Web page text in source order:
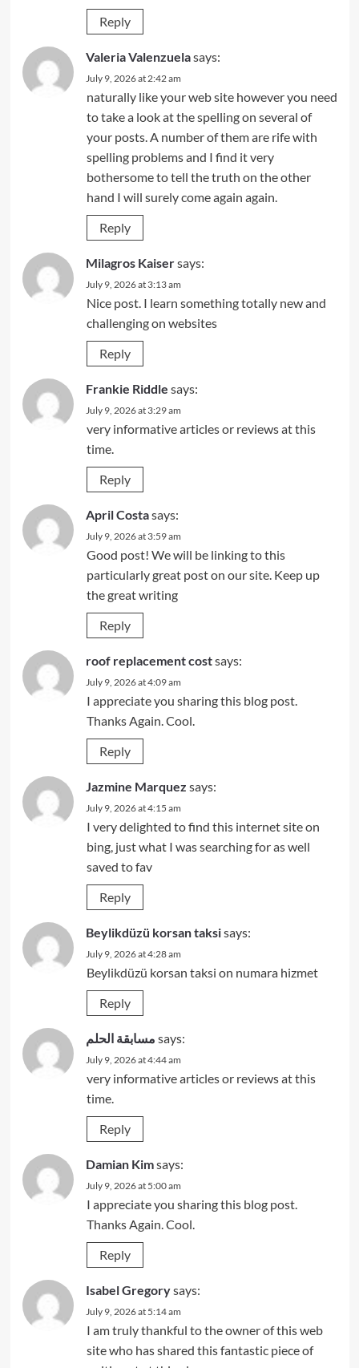
Reply
Valeria Valenzuelasays:
July 9, 2026 at 2:42 am
naturally like your web site however you need
to take a look at the spelling on several of
your posts. A number of them are rife with
spelling problems and I find it very
bothersome to tell the truth on the other
hand I will surely come again again.
Reply
Milagros Kaisersays:
July 9, 2026 at 3:13 am
Nice post. I learn something totally new and
challenging on websites
Reply
Frankie Riddle says:
July 9, 2026 at 3:29 am
very informative articles or reviews at this
time.
Reply
April Costasays:
July 9, 2026 at 3:59 am
Good post! We will be linking to this
particularly great post on our site. Keep up
the great writing
Reply
roof replacement costsays:
July 9, 2026 at 4:09 am
I appreciate you sharing this blog post.
Thanks Again. Cool.
Reply
Jazmine Marquez says:
July 9, 2026 at 4:15 am
I very delighted to find this internet site on
bing, just what I was searching for as well
saved to fav
Reply
Beylikdüzü korsan taksisays:
July 9, 2026 at 4:28 am
Beylikdüzü korsan taksi on numara hizmet
Reply
مسابقة الحلم says:
July 9, 2026 at 4:44 am
very informative articles or reviews at this
time.
Reply
Damian Kimsays:
July 9, 2026 at 5:00 am
I appreciate you sharing this blog post.
Thanks Again. Cool.
Reply
Isabel Gregorysays:
July 9, 2026 at 5:14 am
I am truly thankful to the owner of this web
site who has shared this fantastic piece of